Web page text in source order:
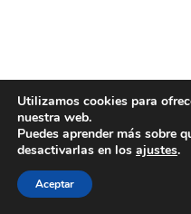
Utilizamos cookies para
nuestra web.
Puedes aprender más sobre
desactivarlas en los ajustes.
Aceptar